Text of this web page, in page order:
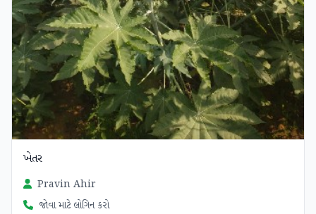
ખેતર
Pravin Ahir
જોવા માટે લોગિન કરો